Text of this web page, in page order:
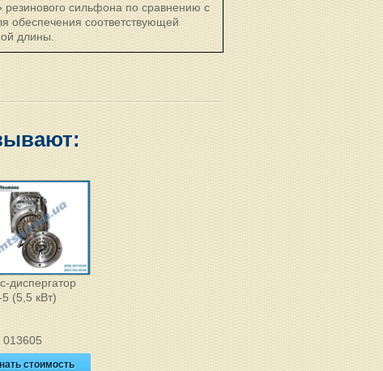
резинового сильфона по сравнению с
обеспечения соответствующей
длины.
диспергатор
(5,5 кВт)
013605
стоимость